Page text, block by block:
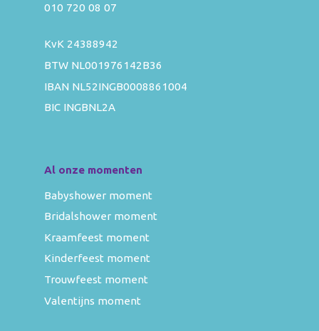
010 720 08 07
KvK 24388942
BTW NL001976142B36
IBAN NL52INGB0008861004
BIC INGBNL2A
Al onze momenten
Babyshower moment
Bridalshower moment
Kraamfeest moment
Kinderfeest moment
Trouwfeest moment
Valentijns moment